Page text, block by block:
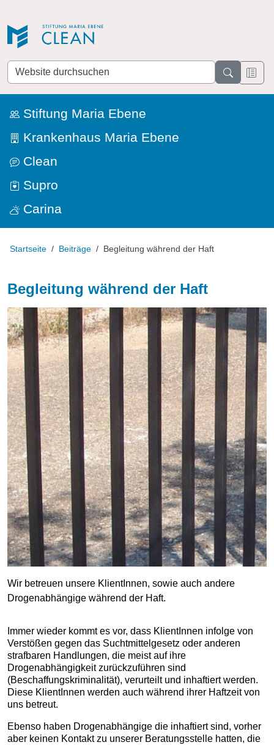
Website
durchsuchen
Stiftung Maria Ebene
Krankenhaus Maria Ebene
Clean
Supro
Carina
Startseite Beiträge Begleitung während der Haft
Begleitung während der Haft
Wir betreuen unsere KlientInnen, sowie auch andere
Drogenabhängige während der Haft.
Immer wieder kommt es vor, dass KlientInnen infolge von
Verstößen gegen das Suchtmittelgesetz oder anderen
strafbaren Handlungen, die meist auf ihre
Drogenabhängigkeit zurückzuführen sind
(Beschaffungskriminalität), verurteilt und inhaftiert werden.
Diese KlientInnen werden auch während ihrer Haftzeit von
uns betreut.
Ebenso haben Drogenabhängige die inhaftiert sind, vorher
aber keinen Kontakt zu unserer Beratungsstelle hatten, die